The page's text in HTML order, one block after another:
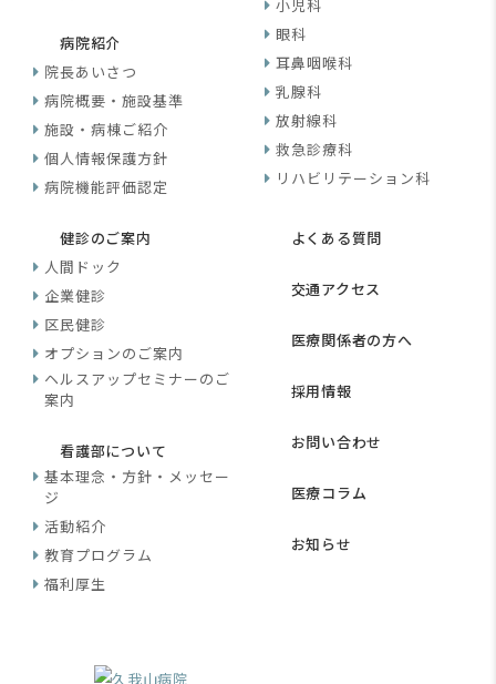
病院紹介
院長あいさつ
病院概要・施設基準
施設・病棟ご紹介
個人情報保護方針
病院機能評価認定
小児科
眼科
耳鼻咽喉科
乳腺科
放射線科
救急診療科
リハビリテーション科
健診のご案内
人間ドック
企業健診
区民健診
オプションのご案内
ヘルスアップセミナーのご
案内
看護部について
基本理念・方針・メッセー
ジ
活動紹介
教育プログラム
福利厚生
よくある質問
交通アクセス
医療関係者の方へ
採用情報
お問い合わせ
医療コラム
お知らせ